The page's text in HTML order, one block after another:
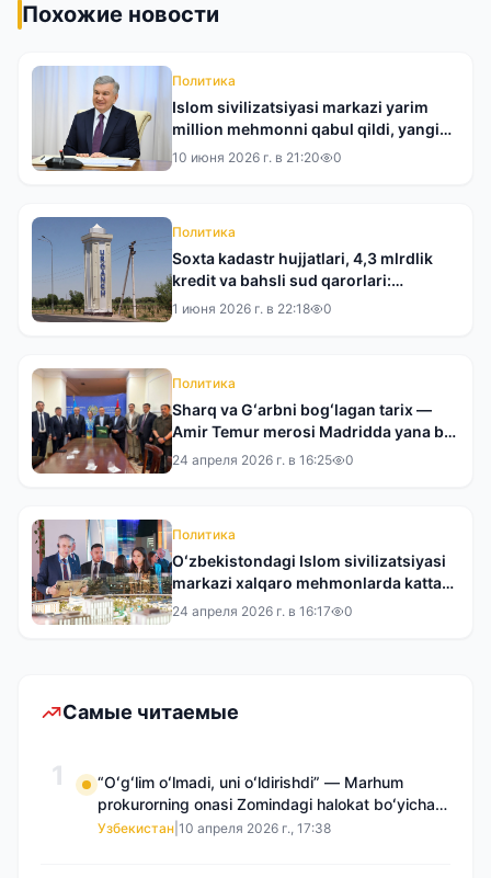
Похожие новости
Политика
Islom sivilizatsiyasi markazi yarim
million mehmonni qabul qildi, yangi
xalqaro loyihalar boshlanadi
10 июня 2026 г. в 21:20 0
Политика
Soxta kadastr hujjatlari, 4,3 mlrdlik
kredit va bahsli sud qarorlari:
Xorazmdagi mojaro nega haligacha
1 июня 2026 г. в 22:18 0
Политика
Sharq va Gʻarbni bogʻlagan tarix —
Amir Temur merosi Madridda yana bir
bor dunyo eʼtiborida
24 апреля 2026 г. в 16:25 0
Политика
Oʻzbekistondagi Islom sivilizatsiyasi
markazi xalqaro mehmonlarda katta
taassurot qoldirdi
24 апреля 2026 г. в 16:17 0
Самые читаемые
1
“Oʻgʻlim oʻlmadi, uni oʻldirishdi” — Marhum
prokurorning onasi Zomindagi halokat boʻyicha
qayta tergov talab qilmoqda
Узбекистан 10 апреля 2026 г., 17:38